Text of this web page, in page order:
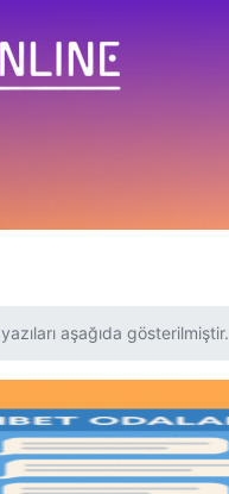
yazıları aşağıda gösterilmiştir.